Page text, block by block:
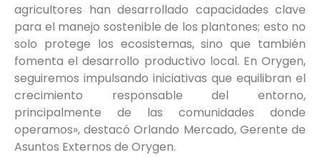
agricultores han desarrollado capacidades clave
para el manejo sostenible de los plantones; esto no
solo protege los ecosistemas, sino que también
fomenta el desarrollo productivo local. En Orygen,
seguiremos impulsando iniciativas que equilibran el
crecimiento responsable del entorno,
principalmente de las comunidades donde
operamos», destacó Orlando Mercado, Gerente de
Asuntos Externos de Orygen.